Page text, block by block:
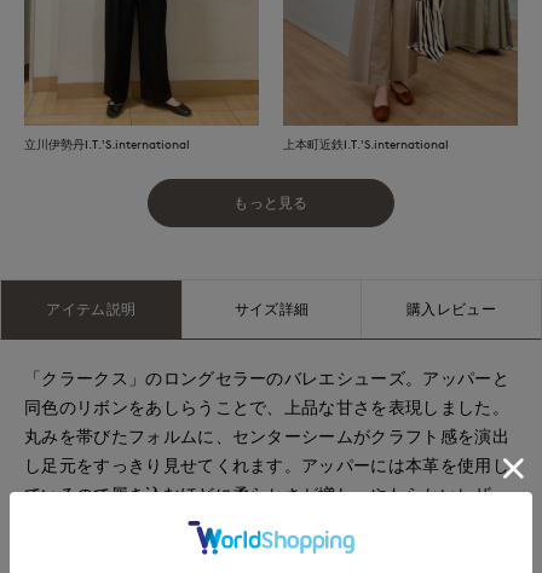
立川伊勢丹I.T.'S.international 上本町近鉄I.T.'S.international
もっと見る
アイテム説明 サイズ詳細 購入レビュー
「クラークス」のロングセラーのバレエシューズ。アッパーと
同色のリボンをあしらうことで、上品な甘さを表現しました。
丸みを帯びたフォルムに、センターシームがクラフト感を演出
し足元をすっきり見せてくれます。アッパーには本革を使用し
ているので履き込むほどに柔らかさが増し、やわらかいレザー
のライナーが足をやさしく包み込みます。アウトソールは滑り
にくくフレキシブルなラバー製、フラットタイプでもインソー